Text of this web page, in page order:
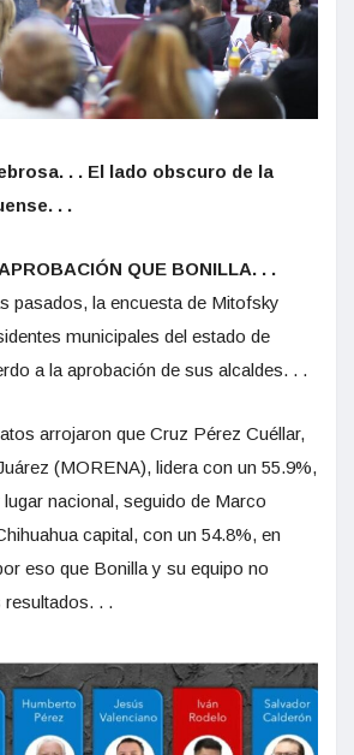
. . El lado obscuro de la
. .
QUE BONILLA. . .
pasados, la encuesta de Mitofsky
municipales del estado de
a la aprobación de sus alcaldes. . .
arrojaron que Cruz Pérez Cuéllar,
(MORENA), lidera con un 55.9%,
nacional, seguido de Marco
capital, con un 54.8%, en
eso que Bonilla y su equipo no
. .